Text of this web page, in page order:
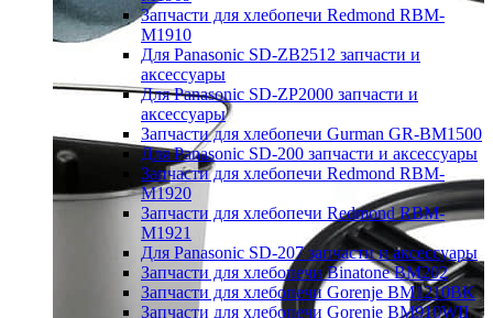
Запчасти для хлебопечи Redmond RBM-
M1910
Для Panasonic SD-ZB2512 запчасти и
аксессуары
Для Panasonic SD-ZP2000 запчасти и
аксессуары
Запчасти для хлебопечи Gurman GR-BM1500
Для Panasonic SD-200 запчасти и аксессуары
Запчасти для хлебопечи Redmond RBM-
M1920
Запчасти для хлебопечи Redmond RBM-
M1921
Для Panasonic SD-207 запчасти и аксессуары
Запчасти для хлебопечи Binatone BM202
Запчасти для хлебопечи Gorenje BM1210BK
Запчасти для хлебопечи Gorenje BM910WII